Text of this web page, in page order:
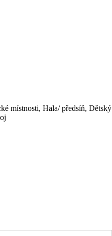
místnosti, Hala/ předsíň, Dětský